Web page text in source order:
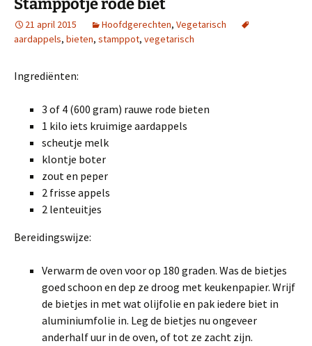
Stamppotje rode biet
21 april 2015 Hoofdgerechten, Vegetarisch
aardappels, bieten, stamppot, vegetarisch
Ingrediënten:
3 of 4 (600 gram) rauwe rode bieten
1 kilo iets kruimige aardappels
scheutje melk
klontje boter
zout en peper
2 frisse appels
2 lenteuitjes
Bereidingswijze:
Verwarm de oven voor op 180 graden. Was de bietjes
goed schoon en dep ze droog met keukenpapier. Wrijf
de bietjes in met wat olijfolie en pak iedere biet in
aluminiumfolie in. Leg de bietjes nu ongeveer
anderhalf uur in de oven, of tot ze zacht zijn.